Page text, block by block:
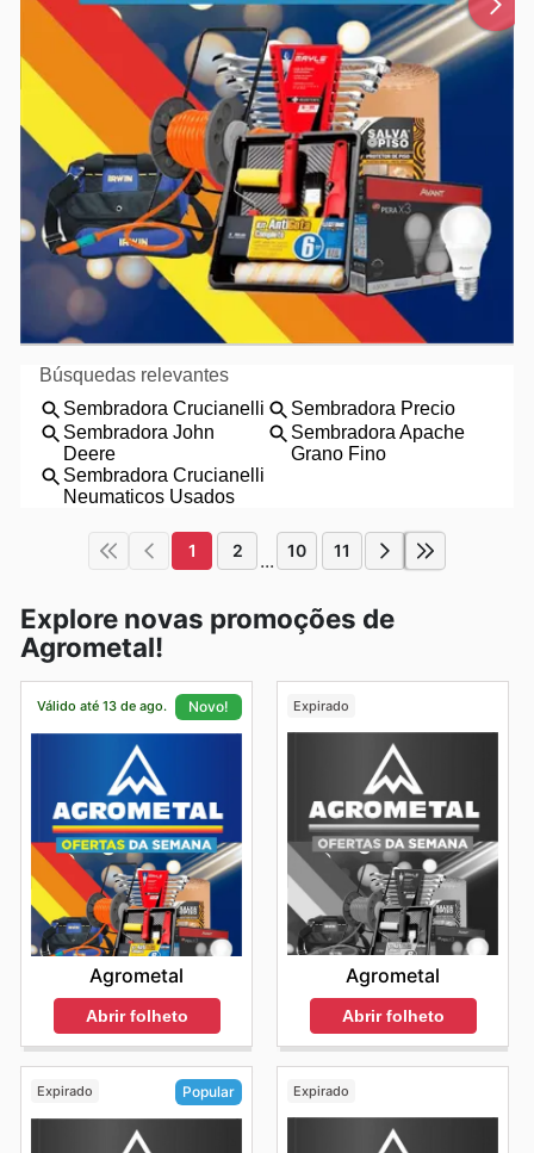
1 2 ... 10 11
Explore novas promoções de
Agrometal!
Válido até 13 de ago. Novo!
Agrometal
Abrir folheto
Expirado
Agrometal
Abrir folheto
Expirado Popular Expirado